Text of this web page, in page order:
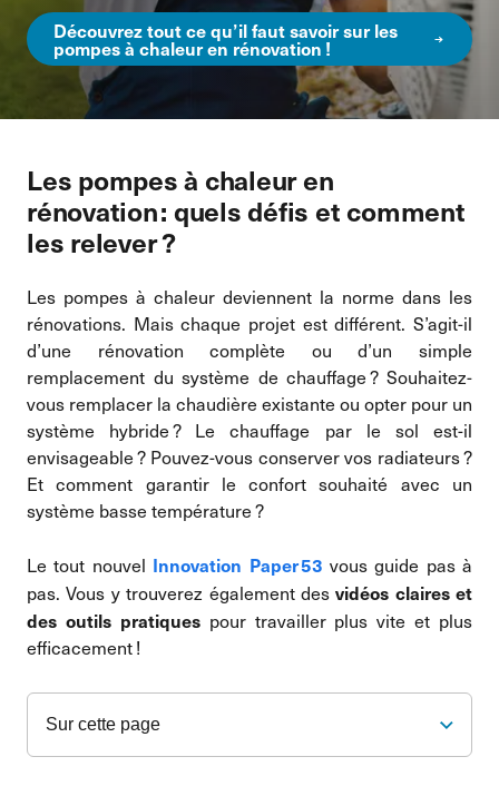
Découvrez tout ce qu’il faut savoir sur les
pompes à chaleur en rénovation !
Les pompes à chaleur en
rénovation : quels défis et comment
les relever ?
Les pompes à chaleur deviennent la norme dans les
rénovations. Mais chaque projet est différent. S’agit-il
d’une rénovation complète ou d’un simple
remplacement du système de chauffage ? Souhaitez-
vous remplacer la chaudière existante ou opter pour un
système hybride ? Le chauffage par le sol est-il
envisageable ? Pouvez-vous conserver vos radiateurs ?
Et comment garantir le confort souhaité avec un
système basse température ?
Le tout nouvel Innovation Paper 53 vous guide pas à
pas. Vous y trouverez également desvidéos claires et
des outils pratiquespour travailler plus vite et plus
efficacement !
Sur cette page